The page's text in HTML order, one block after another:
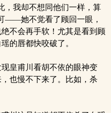
，我却不想同他们一样，算
——她不觉看了顾回一眼，
不会再手软！尤其是看到顾
的唇都快咬破了。
皇甫川看胡不依的眼神变
也慢不下来了。比如，杀